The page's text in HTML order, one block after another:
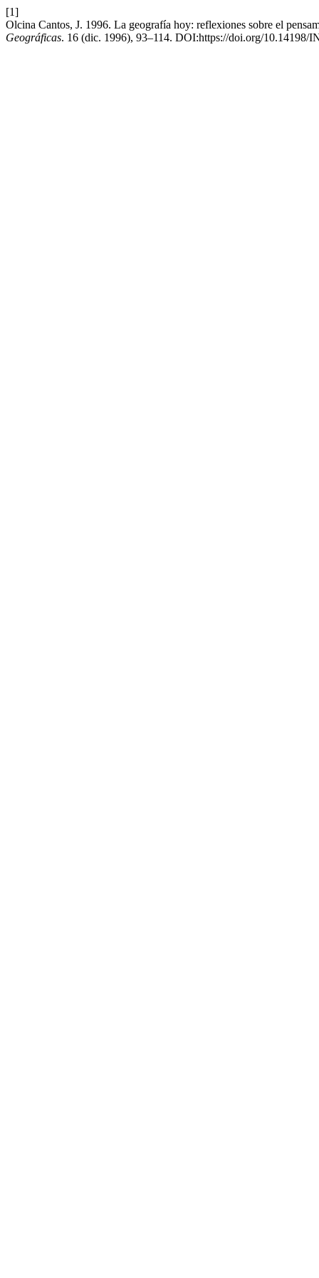
[1]
Olcina Cantos, J. 1996. La geografía hoy: reflexiones sobre el
Geográficas. 16 (dic. 1996), 93–114. DOI:https://doi.org/10.14198/